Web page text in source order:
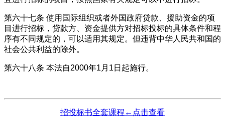
第六十七条 使用国际组织或者外国政府贷款、援助资金的项
目进行招标，贷款方、资金提供方对招标投标的具体条件和程
序有不同规定的，可以适用其规定。但违背中华人民共和国的
社会公共利益的除外。
第六十八条 本法自2000年1月1日起施行。
招投标书全套课程←点击查看